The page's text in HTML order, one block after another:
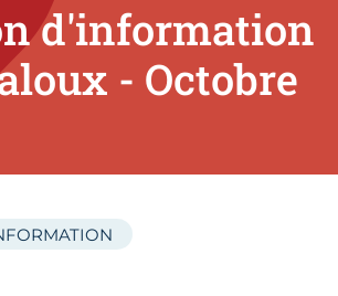
d'information
- Octobre